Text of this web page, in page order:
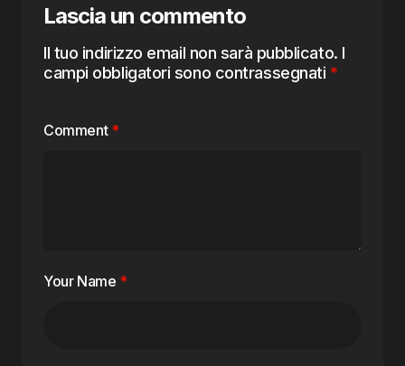
Lascia un commento
Il tuo indirizzo email non sarà pubblicato. I
campi obbligatori sono contrassegnati *
Comment *
Your Name *